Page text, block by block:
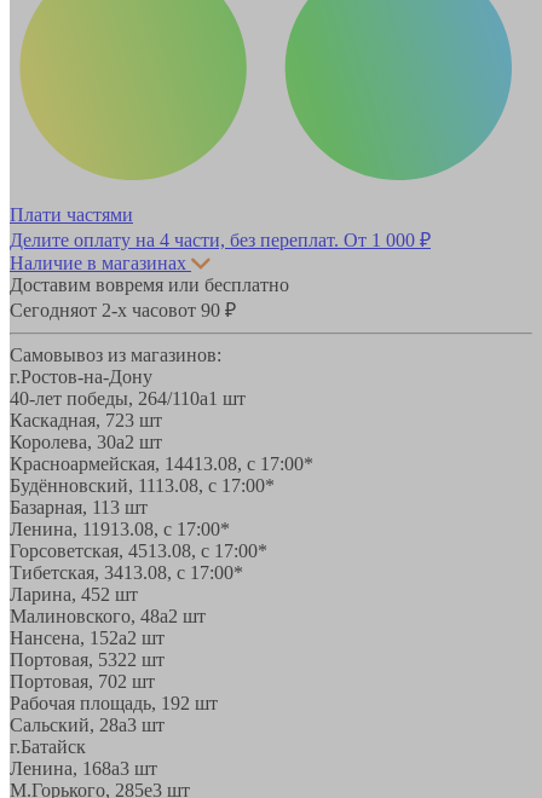
Плати частями
Делите оплату на 4 части, без переплат. От 1 000 ₽
Наличие в магазинах
Доставим вовремя или бесплатно
Сегодняот 2-х часовот 90 ₽
Самовывоз из магазинов:
г.Ростов-на-Дону
40-лет победы, 264/110а1 шт
Каскадная, 723 шт
Королева, 30а2 шт
Красноармейская, 14413.08, с 17:00*
Будённовский, 1113.08, с 17:00*
Базарная, 113 шт
Ленина, 11913.08, с 17:00*
Горсоветская, 4513.08, с 17:00*
Тибетская, 3413.08, с 17:00*
Ларина, 452 шт
Малиновского, 48а2 шт
Нансена, 152а2 шт
Портовая, 5322 шт
Портовая, 702 шт
Рабочая площадь, 192 шт
Сальский, 28a3 шт
г.Батайск
Ленина, 168а3 шт
М.Горького, 285е3 шт